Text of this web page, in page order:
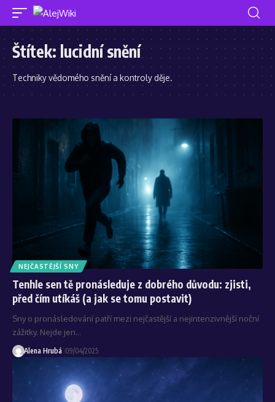
Štítek:lucidní snění
Techniky vědomého snění a kontroly děje.
NEJČASTĚJŠÍ SNY
Tenhle sen tě pronásleduje z dobrého důvodu: zjisti,
před čím utíkáš (a jak se tomu postavit)
Sny o pronásledování patří mezi nejčastější a nejintenzivnější noční
zážitky. Nejde jen…
Alena Hrubá 09/04/2025